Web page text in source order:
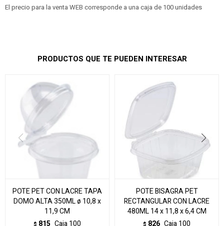
El precio para la venta WEB corresponde a una caja de 100 unidades
PRODUCTOS QUE TE PUEDEN INTERESAR
POTE PET CON LACRE TAPA
DOMO ALTA 350ML ø 10,8 x
11,9 CM
$ 815 Caja 100
POTE BISAGRA PET
RECTANGULAR CON LACRE
480ML 14 x 11,8 x 6,4 CM
$ 826 Caja 100